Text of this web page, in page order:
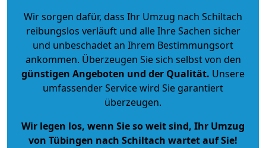
Wir sorgen dafür, dass Ihr Umzug nach Schiltach
reibungslos verläuft und alle Ihre Sachen sicher
und unbeschadet an Ihrem Bestimmungsort
ankommen. Überzeugen Sie sich selbst von den
günstigen Angeboten und der Qualität. Unsere
umfassender Service wird Sie garantiert
überzeugen.
Wir legen los, wenn Sie so weit sind, Ihr Umzug
von Tübingen nach Schiltach wartet auf Sie!